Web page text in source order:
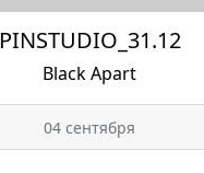
PINSTUDIO_31.12
Black Apart
04 сентября